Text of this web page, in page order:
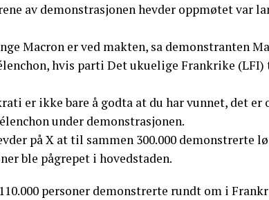
av demonstrasjonen hevder oppmøtet var
Macron er ved makten, sa demonstranten
hvis parti Det ukuelige Frankrike
er ikke bare å godta at du har vunnet, det
under demonstrasjonen.
på X at til sammen 300.000 demonstrerte
ble pågrepet i hovedstaden.
personer demonstrerte rundt om i